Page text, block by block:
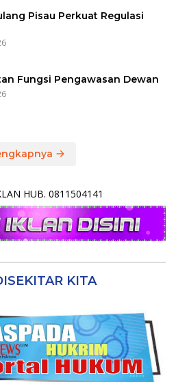
Pisau Perkuat Regulasi
Fungsi Pengawasan Dewan
SPEACE IKLAN HUB. 0811504141
KITA